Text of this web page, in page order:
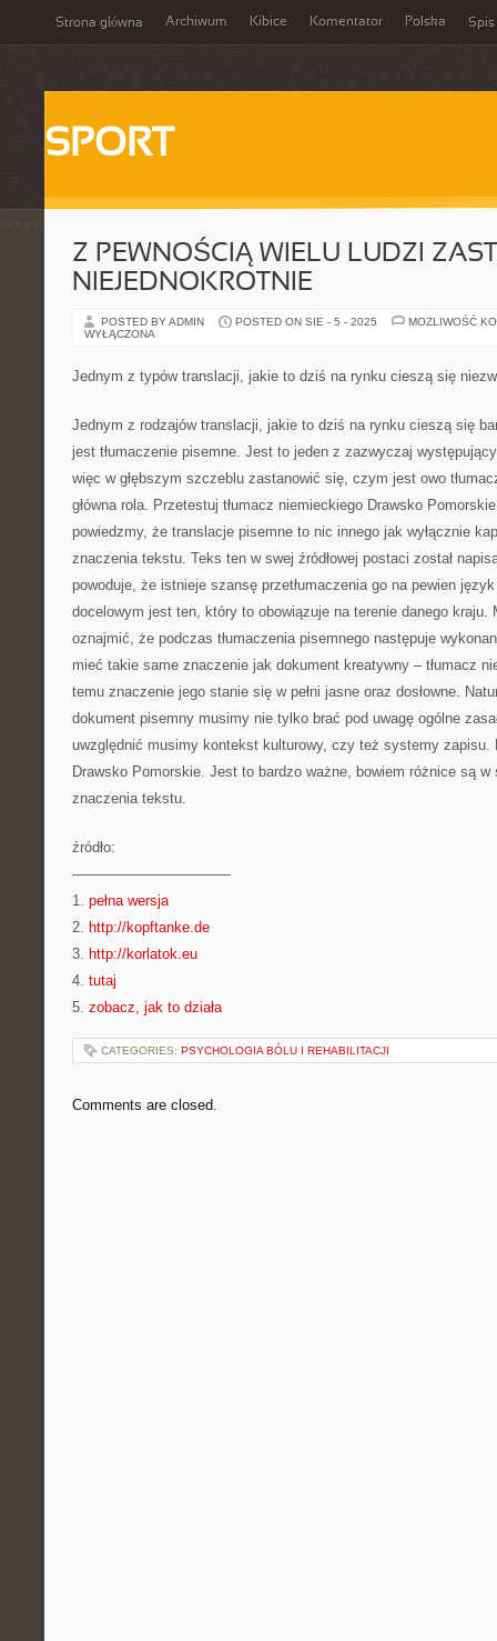
Strona główna Archiwum Kibice Komentator Polska Spis
SPORT
Z PEWNOŚCIĄ WIELU LUDZI
NIEJEDNOKROTNIE
POSTED BY ADMIN POSTED ON SIE - 5 - 2025
MOŻLIWOŚĆ
WYŁĄCZONA
Jednym z typów translacji, jakie to dziś na rynku cieszą się
Jednym z rodzajów translacji, jakie to dziś na rynku cieszą się
jest tłumaczenie pisemne. Jest to jeden z zazwyczaj
więc w głębszym szczeblu zastanowić się, czym jest owo
główna rola. Przetestuj tłumacz niemieckiego Drawsko
powiedzmy, że translacje pisemne to nic innego jak wyłącznie
znaczenia tekstu. Teks ten w swej źródłowej postaci został
powoduje, że istnieje szansę przetłumaczenia go na pewien
docelowym jest ten, który to obowiązuje na terenie danego kraju.
oznajmić, że podczas tłumaczenia pisemnego następuje
mieć takie same znaczenie jak dokument kreatywny – tłumacz
temu znaczenie jego stanie się w pełni jasne oraz dosłowne.
dokument pisemny musimy nie tylko brać pod uwagę ogólne
uwzględnić musimy kontekst kulturowy, czy też systemy zapisu.
Drawsko Pomorskie. Jest to bardzo ważne, bowiem różnice są w
znaczenia tekstu.
źródło:
———————————
1. pełna wersja
2. http://kopftanke.de
3. http://korlatok.eu
4. tutaj
5. zobacz, jak to działa
CATEGORIES: PSYCHOLOGIA BÓLU I REHABILITACJI
Comments are closed.